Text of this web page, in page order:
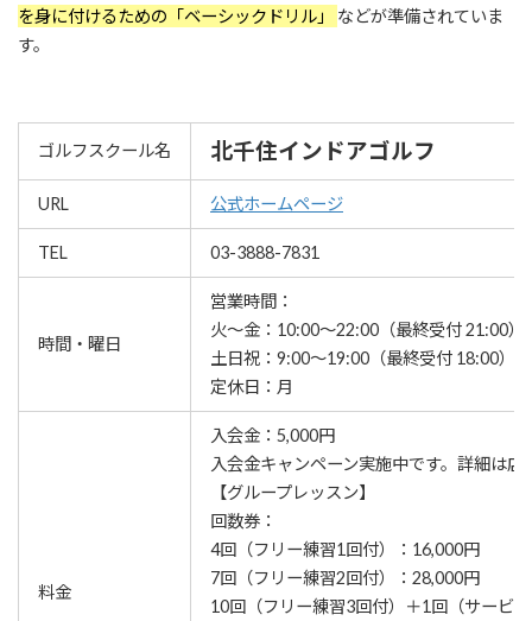
を身に付けるための「ベーシックドリル」 などが準備されていま
す。
ゴルフスクール名 北千住インドアゴルフ
URL 公式ホームページ
TEL 03-3888-7831
時間・曜日
営業時間：
火～金：10:00～22:00（最終受付 21:00）
土日祝：9:00～19:00（最終受付 18:00）
定休日：月
料金
入会金：5,000円
⼊会⾦キャンペーン実施中です。詳細は
【グループレッスン】
回数券：
4回（フリー練習1回付）：16,000円
7回（フリー練習2回付）：28,000円
10回（フリー練習3回付）＋1回（サービ